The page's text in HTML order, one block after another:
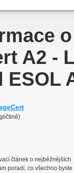
A2 -
ESOL
článek o nejběžnějších
poradí, co všechno byste